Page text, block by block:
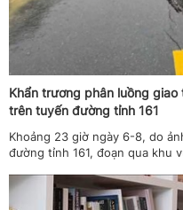
Khẩn trương phân luồng
trên tuyến đường tỉnh 161
Khoảng 23 giờ ngày 6-8, do
đường tỉnh 161, đoạn qua khu